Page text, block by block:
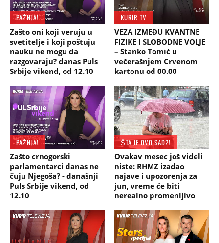
PAŽNJA!
Zašto oni koji veruju u
svetitelje i koji poštuju
nauku ne mogu da
razgovaraju? danas Puls
Srbije vikend, od 12.10
KURIR TV
VEZA IZMEĐU KVANTNE
FIZIKE I SLOBODNE VOLJE
– Stanko Tomić u
večerašnjem Crvenom
kartonu od 00.00
PAŽNJA!
Zašto crnogorski
parlamentarci danas ne
čuju Njegoša? - današnji
Puls Srbije vikend, od
12.10
ŠTA JE OVO SAD?!
Ovakav mesec još videli
niste: RHMZ izadao
najave i upozorenja za
jun, vreme će biti
nerealno promenljivo